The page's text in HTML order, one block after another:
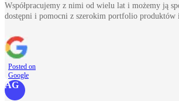
Współpracujemy z nimi od wielu lat i możemy ją
dostępni i pomocni z szerokim portfolio produktów i
Posted on
Google
AG